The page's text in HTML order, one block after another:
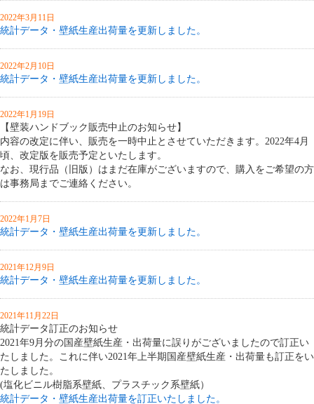
2022年3月11日
統計データ・壁紙生産出荷量を更新しました。
2022年2月10日
統計データ・壁紙生産出荷量を更新しました。
2022年1月19日
【壁装ハンドブック販売中止のお知らせ】
内容の改定に伴い、販売を一時中止とさせていただきます。2022年4月
頃、改定版を販売予定といたします。
なお、現行品（旧版）はまだ在庫がございますので、購入をご希望の方
は事務局までご連絡ください。
2022年1月7日
統計データ・壁紙生産出荷量を更新しました。
2021年12月9日
統計データ・壁紙生産出荷量を更新しました。
2021年11月22日
統計データ訂正のお知らせ
2021年9月分の国産壁紙生産・出荷量に誤りがございましたので訂正い
たしました。これに伴い2021年上半期国産壁紙生産・出荷量も訂正をい
たしました。
(塩化ビニル樹脂系壁紙、プラスチック系壁紙）
統計データ・壁紙生産出荷量を訂正いたしました。